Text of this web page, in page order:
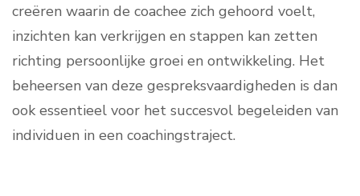
creëren waarin de coachee zich gehoord voelt,
inzichten kan verkrijgen en stappen kan zetten
richting persoonlijke groei en ontwikkeling. Het
beheersen van deze gespreksvaardigheden is dan
ook essentieel voor het succesvol begeleiden van
individuen in een coachingstraject.